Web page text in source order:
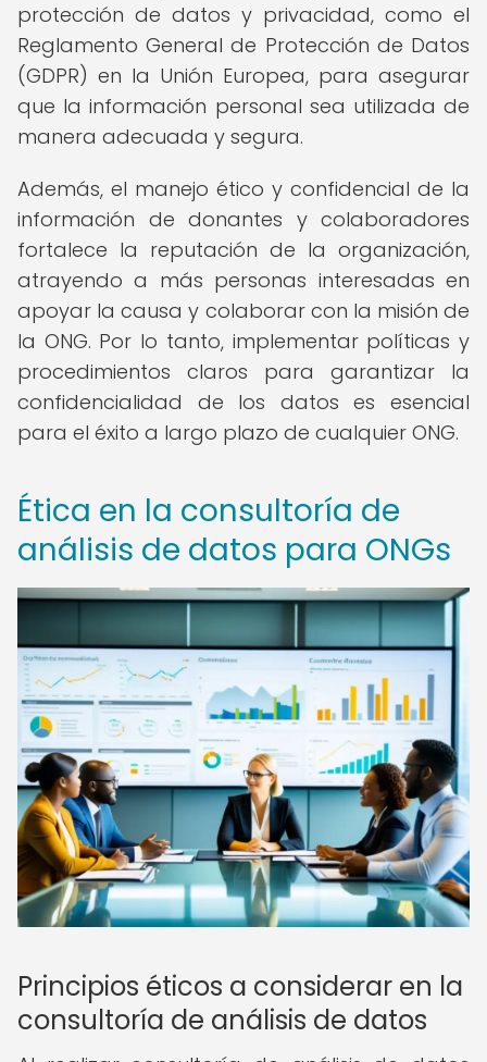
protección de datos y privacidad, como el
Reglamento General de Protección de Datos
(GDPR) en la Unión Europea, para asegurar
que la información personal sea utilizada de
manera adecuada y segura.
Además, el manejo ético y confidencial de la
información de donantes y colaboradores
fortalece la reputación de la organización,
atrayendo a más personas interesadas en
apoyar la causa y colaborar con la misión de
la ONG. Por lo tanto, implementar políticas y
procedimientos claros para garantizar la
confidencialidad de los datos es esencial
para el éxito a largo plazo de cualquier ONG.
Ética en la consultoría de
análisis de datos para ONGs
Principios éticos a considerar en la
consultoría de análisis de datos